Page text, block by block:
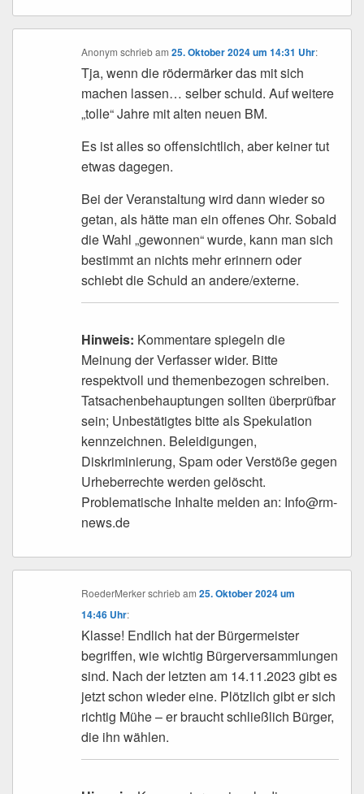
Anonym schriebam25. Oktober 2024 um 14:31 Uhr:
Tja, wenn die rödermärker das mit sich
machen lassen… selber schuld. Auf weitere
„tolle“ Jahre mit alten neuen BM.
Es ist alles so offensichtlich, aber keiner tut
etwas dagegen.
Bei der Veranstaltung wird dann wieder so
getan, als hätte man ein offenes Ohr. Sobald
die Wahl „gewonnen“ wurde, kann man sich
bestimmt an nichts mehr erinnern oder
schiebt die Schuld an andere/externe.
Hinweis: Kommentare spiegeln die
Meinung der Verfasser wider. Bitte
respektvoll und themenbezogen schreiben.
Tatsachenbehauptungen sollten überprüfbar
sein; Unbestätigtes bitte als Spekulation
kennzeichnen. Beleidigungen,
Diskriminierung, Spam oder Verstöße gegen
Urheberrechte werden gelöscht.
Problematische Inhalte melden an: Info@rm-
news.de
RoederMerker schriebam25. Oktober 2024 um
14:46 Uhr:
Klasse! Endlich hat der Bürgermeister
begriffen, wie wichtig Bürgerversammlungen
sind. Nach der letzten am 14.11.2023 gibt es
jetzt schon wieder eine. Plötzlich gibt er sich
richtig Mühe – er braucht schließlich Bürger,
die ihn wählen.